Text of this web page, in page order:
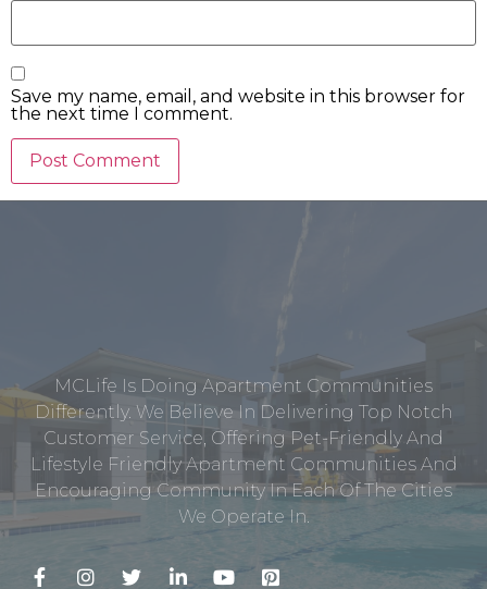
Save my name, email, and website in this browser for
the next time I comment.
MCLife Is Doing Apartment Communities
Differently. We Believe In Delivering Top Notch
Customer Service, Offering Pet-Friendly And
Lifestyle Friendly Apartment Communities And
Encouraging Community In Each Of The Cities
We Operate In.